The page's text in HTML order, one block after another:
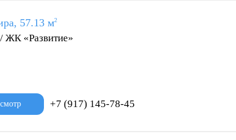
57.13 м2
ЖК «Развитие»
+7 (917) 145-78-45